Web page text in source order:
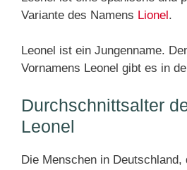
Variante des Namens Lionel.
Leonel ist ein Jungenname.
Vornamens Leonel gibt es in
Durchschnittsalter
Leonel
Die Menschen in Deutschland,